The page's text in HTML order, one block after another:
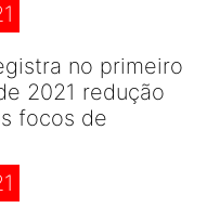
no primeiro
2021 redução
focos de